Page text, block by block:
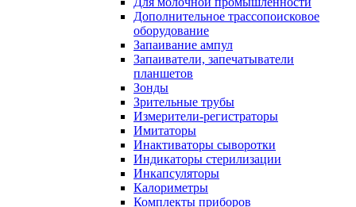
Дополнительное трассопоисковое
оборудование
Запаивание ампул
Запаиватели, запечатыватели
планшетов
Зонды
Зрительные трубы
Измерители-регистраторы
Имитаторы
Инактиваторы сыворотки
Индикаторы стерилизации
Инкапсуляторы
Калориметры
Комплекты приборов